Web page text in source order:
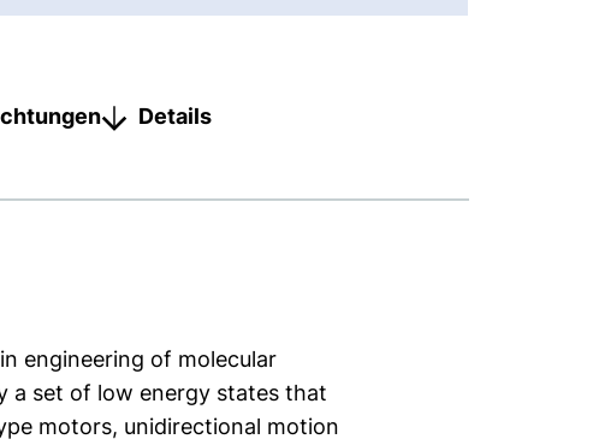
Details
engineering of molecular
a set of low energy states that
motors, unidirectional motion